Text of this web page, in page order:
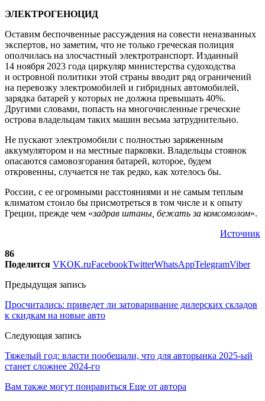
ЭЛЕКТРОГЕНОЦИД
Оставим беспочвенные рассуждения на совести неназванных
экспертов, но заметим, что не только греческая полиция
ополчилась на злосчастный электротранспорт. Изданный
14 ноября 2023 года циркуляр министерства судоходства
и островной политики этой страны вводит ряд ограничений
на перевозку электромобилей и гибридных автомобилей,
зарядка батарей у которых не должна превышать 40%.
Другими словами, попасть на многочисленные греческие
острова владельцам таких машин весьма затруднительно.
Не пускают электромобили с полностью заряженным
аккумулятором и на местные парковки. Владельцы стоянок
опасаются самовозгорания батарей, которое, будем
откровенны, случается не так редко, как хотелось бы.
России, с ее огромными расстояниями и не самым теплым
климатом стоило бы присмотреться в том числе и к опыту
Греции, прежде чем «задрав штаны, бежать за комсомолом».
Источник
86
Поделится VKOK.ruFacebookTwitterWhatsAppTelegramViber
Предыдущая запись
Просчитались: приведет ли затоваривание дилерских складов
к скидкам на новые авто
Следующая запись
Тяжелый год: власти пообещали, что для авторынка 2025-ый
станет сложнее 2024-го
Вам также могут понравиться Еще от автора